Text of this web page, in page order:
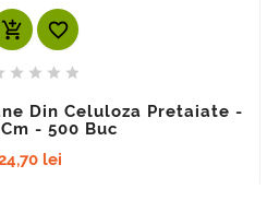
add_shopping_cart 
   
Din Celuloza Pretaiate -
- 500 Buc
lei